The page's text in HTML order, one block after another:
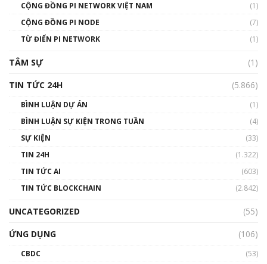
Talkshow 14: MemeCoin – Trò đùa tỷ đô
01:29:26
CỘNG ĐỒNG PI NETWORK VIỆT NAM
(1)
CỘNG ĐỒNG PI NODE
(7)
TỪ ĐIỂN PI NETWORK
(1)
TÂM SỰ
(1)
TIN TỨC 24H
(5.866)
BÌNH LUẬN DỰ ÁN
(1)
BÌNH LUẬN SỰ KIỆN TRONG TUẦN
(4)
SỰ KIỆN
(33)
TIN 24H
(1.322)
TIN TỨC AI
(603)
TIN TỨC BLOCKCHAIN
(2.842)
UNCATEGORIZED
(55)
ỨNG DỤNG
(106)
CBDC (53)